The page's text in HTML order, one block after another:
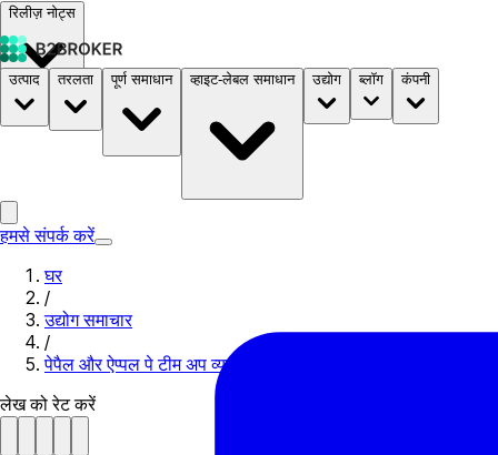
रिलीज़ नोट्स
दस्तावेज़ मूल्य निर्धारणB2STORE
उत्पाद तरलता पूर्ण समाधान व्हाइट-लेबल समाधान उद्योग ब्लॉग कंपनी
हमसे संपर्क करें
घर
/
उद्योग समाचार
/
पेपैल और ऐप्पल पे टीम अप व्यापारियों के लिए जीवन को आसान बनाने के
लेख को रेट करें